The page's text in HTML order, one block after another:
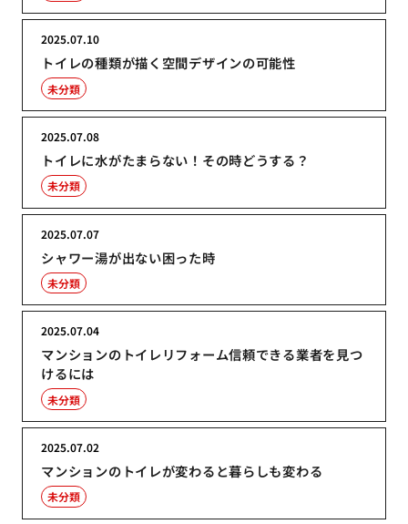
トイレの種類が描く空間デザインの可能性
2025.07.10
未分類
トイレに水がたまらない！その時どうする？
2025.07.08
未分類
シャワー湯が出ない困った時
2025.07.07
未分類
マンションのトイレリフォーム信頼できる業者を見つ
けるには
2025.07.04
未分類
マンションのトイレが変わると暮らしも変わる
2025.07.02
未分類